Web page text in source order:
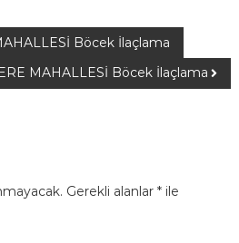
Böcek İlaçlama
MAHALLESİ Böcek İlaçlama
Gerekli alanlar *ile